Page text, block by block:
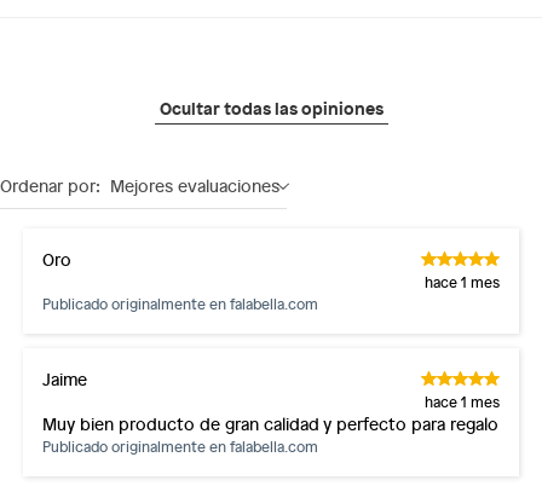
Ocultar todas las opiniones
Ordenar por: Mejores evaluaciones
Oro
hace 1 mes
Publicado originalmente enfalabella.com
Jaime
hace 1 mes
Muy bien producto de gran calidad y perfecto para regalo
Publicado originalmente enfalabella.com